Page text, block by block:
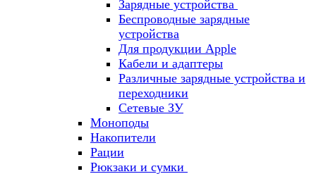
Зарядные устройства
Беспроводные зарядные
устройства
Для продукции Apple
Кабели и адаптеры
Различные зарядные устройства и
переходники
Сетевые ЗУ
Моноподы
Накопители
Рации
Рюкзаки и сумки